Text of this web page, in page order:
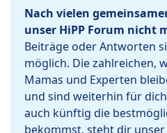
Nach vielen
unser HiPP Forum nicht
Beiträge oder Antworten
möglich. Die zahlreichen,
Mamas und Experten
und sind weiterhin für
auch künftig die
bekommst, steht dir unser